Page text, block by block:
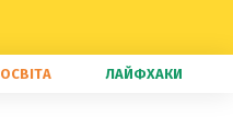
ОСВІТА ЛАЙФХАКИ